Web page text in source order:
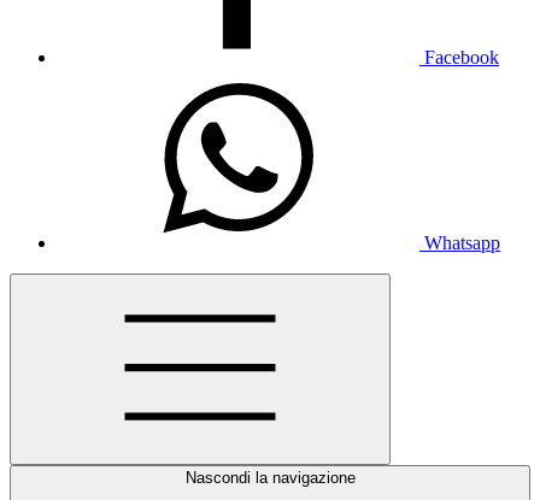
Facebook
Whatsapp
Nascondi la navigazione